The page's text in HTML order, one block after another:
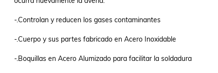
-.Controlan y reducen los gases contaminantes
-.Cuerpo y sus partes fabricado en Acero Inoxidable
-.Boquillas en Acero Alumizado para facilitar la soldadura